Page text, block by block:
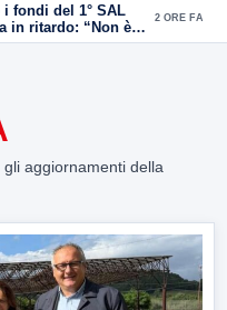
fondi del 1° SAL
in ritardo: “Non è
2 ORE FA
aggiornamenti della